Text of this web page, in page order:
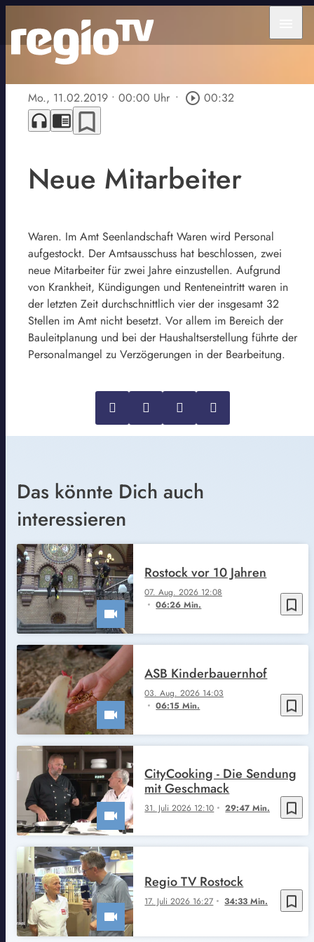
Mo., 11.02.2019 • 00:00 Uhr • play_circle_outline 00:32
headphones chrome_reader_mode bookmark_border
Neue Mitarbeiter
Waren. Im Amt Seenlandschaft Waren wird Personal
aufgestockt. Der Amtsausschuss hat beschlossen, zwei
neue Mitarbeiter für zwei Jahre einzustellen. Aufgrund
von Krankheit, Kündigungen und Renteneintritt waren in
der letzten Zeit durchschnittlich vier der insgesamt 32
Stellen im Amt nicht besetzt. Vor allem im Bereich der
Bauleitplanung und bei der Haushaltserstellung führte der
Personalmangel zu Verzögerungen in der Bearbeitung.
Das könnte Dich auch
interessieren
bookmark_border
07. Aug. 2026 12:08
06:26 Min.
Rostock vor 10 Jahren
bookmark_border
03. Aug. 2026 14:03
06:15 Min.
ASB Kinderbauernhof
bookmark_border
31. Juli 2026 12:10 29:47 Min.
CityCooking - Die Sendung
mit Geschmack
bookmark_border
17. Juli 2026 16:27 34:33 Min.
Regio TV Rostock